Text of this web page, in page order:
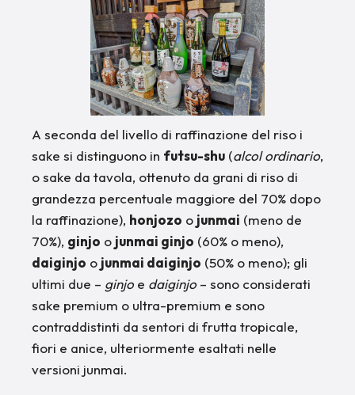
A seconda del livello di raffinazione del riso i
sake si distinguono in futsu-shu (alcol ordinario,
o sake da tavola, ottenuto da grani di riso di
grandezza percentuale maggiore del 70% dopo
la raffinazione), honjozo o junmai (meno de
70%), ginjo o junmai ginjo (60% o meno),
daiginjo o junmai daiginjo (50% o meno); gli
ultimi due – ginjoe daiginjo– sono considerati
sake premium o ultra-premium e sono
contraddistinti da sentori di frutta tropicale,
fiori e anice, ulteriormente esaltati nelle
versioni junmai.